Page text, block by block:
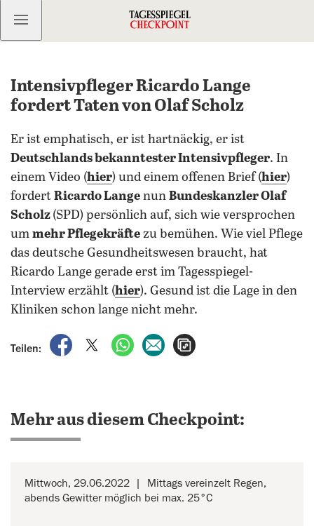
Kostenlos anmelden
Intensivpfleger Ricardo Lange
fordert Taten von Olaf Scholz
Er ist emphatisch, er ist hartnäckig, er ist
Deutschlands bekanntester Intensivpfleger. In
einem Video (hier) und einem offenen Brief (hier)
fordert Ricardo Lange nun Bundeskanzler Olaf
Scholz (SPD) persönlich auf, sich wie versprochen
um mehr Pflegekräfte zu bemühen. Wie viel Pflege
das deutsche Gesundheitswesen braucht, hat
Ricardo Lange gerade erst im Tagesspiegel-
Interview erzählt (hier). Gesund ist die Lage in den
Kliniken schon lange nicht mehr.
Teilen:
auf Facebook teilen
auf X teilenper WhatsApp teilen
per E-Mail teilen
Mehr aus diesem Checkpoint:
Mittwoch, 29.06.2022
Mittags vereinzelt Regen,
abends Gewitter möglich bei max. 25°C